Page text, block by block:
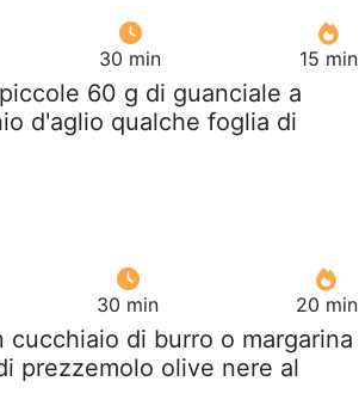
30 min 15 min
60 g di guanciale a
d'aglio qualche foglia di
30 min 20 min
cucchiaio di burro o margarina
prezzemolo olive nere al